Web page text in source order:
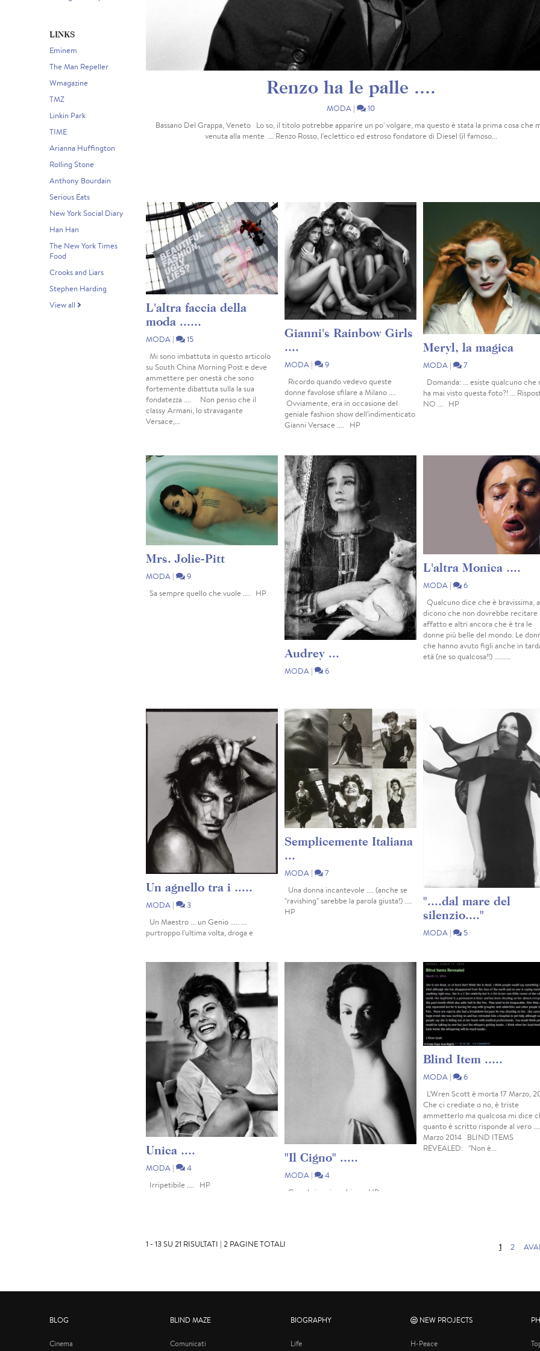
LINKS
Eminem
The Man Repeller
Wmagazine
TMZ
Linkin Park
TIME
Arianna Huffington
Rolling Stone
Anthony Bourdain
Serious Eats
New York Social Diary
Han Han
The New York Times
Food
Crooks and Liars
Stephen Harding
View all
Renzo ha le palle ....
MODA |
10
Bassano Del Grappa, Veneto Lo so, il titolo potrebbe apparire un po' volgare, ma questo è stata la prima cosa che
venuta alla mente ... Renzo Rosso, l'eclettico ed estroso fondatore di Diesel (il famoso...
L'altra faccia della
moda ......
MODA |
15
Mi sono imbattuta in questo articolo
su South China Morning Post e deve
ammettere per onestà che sono
fortemente dibattuta sulla la sua
fondatezza .... Non penso che il
classy Armani, lo stravagante
Versace,...
Gianni's Rainbow Girls
....
MODA|
9
Ricordo quando vedevo queste
donne favolose sfilare a Milano ....
Ovviamente, era in occasione del
geniale fashion show dell'indimenticato
Gianni Versace .... HP
Meryl, la magica
MODA|
7
Domanda: ... esiste qualcuno che
ha mai visto questa foto?! ...
NO ... HP
Mrs. Jolie-Pitt
MODA |
9
Sa sempre quello che vuole .... HP
Audrey ...
MODA|
6
L'altra Monica ....
MODA|
6
Qualcuno dice che è bravissima,
dicono che non dovrebbe recitare
affatto e altri ancora che è tra le
donne più belle del mondo. Le
che hanno avuto figli anche in
età (ne so qualcosa!!) .........
Un agnello tra i .....
MODA |
3
Un Maestro ... un Genio ..... ...
purtroppo l'ultima volta, droga e
presto tornerà alla ribalta che si merita,
ricordate le mie parole ... HP
Semplicemente Italiana
...
MODA|
7
Una donna incantevole .... (anche se
"ravishing" sarebbe la parola giusta!) ....
HP
"....dal mare del
silenzio...."
MODA|
5
.... (Mina) HP
Unica ....
MODA |
4
Irripetibile .... HP
"Il Cigno" .....
MODA|
4
Guarda i suoi occhi ..... HP
Blind Item .....
MODA|
6
L'Wren Scott è morta 17 Marzo,
Che ci crediate o no, è triste
ammetterlo ma qualcosa mi dice
quanto è scritto risponde al vero
Marzo 2014 BLIND ITEMS
REVEALED: "Non è...
1 - 13 SU 21 RISULTATI | 2 PAGINE TOTALI 1 2
BLOG
Cinema
BLIND MAZE
Comunicati
BIOGRAPHY
Life
NEW PROJECTS
H-Peace